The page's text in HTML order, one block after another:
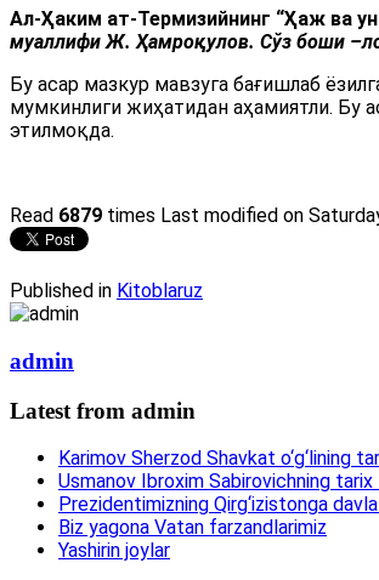
Ал-Ҳаким ат-Термизийнинг “Ҳаж ва
муаллифи Ж. Ҳамроқулов. Сўз боши
Бу асар мазкур мавзуга бағишлаб
мумкинлиги жиҳатидан аҳамиятли. Бу
этилмоқда.
Read 6879 times Last modified on
Published in Kitoblaruz
admin
Latest from admin
Karimov Sherzod Shavkat o‘g‘lining
Usmanov Ibroxim Sabirovichning
Prezidentimizning Qirg‘izistonga
Biz yagona Vatan farzandlarimiz
Yashirin joylar